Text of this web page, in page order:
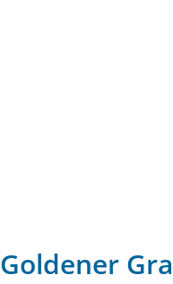
Goldener